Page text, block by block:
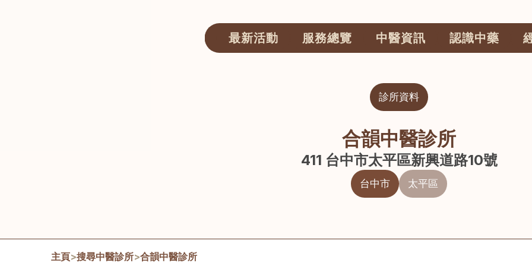
最新活動 服務總覽 中醫資訊 認識中藥
診所資料
合韻中醫診所
411 台中市太平區新興道路10號
台中市 太平區
主頁>搜尋中醫診所>合韻中醫診所